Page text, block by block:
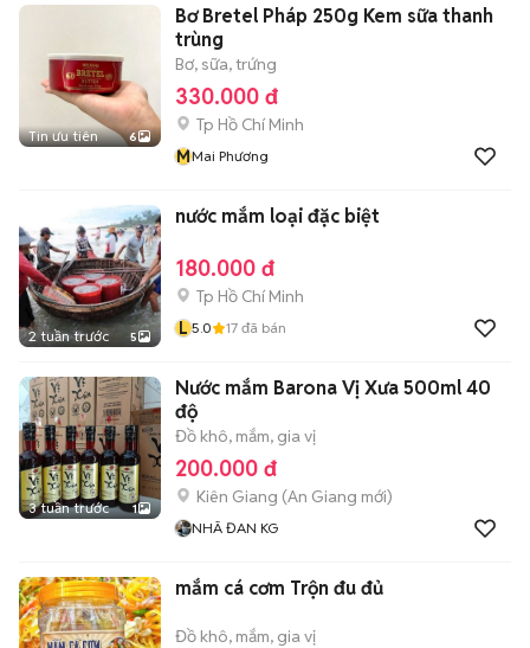
Tin ưu tiên 6
Bơ Bretel Pháp 250g Kem sữa thanh
trùng
Bơ, sữa, trứng
330.000 đ
Tp Hồ Chí Minh
MMai Phương
2 tuần trước 5
nước mắm loại đặc biệt
180.000 đ
Tp Hồ Chí Minh
L 5.0 17 đã bán
3 tuần trước 1
Nước mắm Barona Vị Xưa 500ml 40
độ
Đồ khô, mắm, gia vị
200.000 đ
Kiên Giang (An Giang mới)
NHÃ ĐAN KG
mắm cá cơm Trộn đu đủ
Đồ khô, mắm, gia vị